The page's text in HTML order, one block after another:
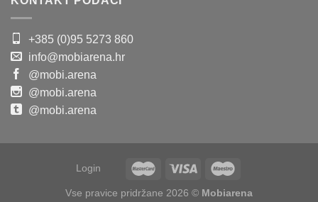
+385 (0)95 5273 860
info@mobiarena.hr
@mobi.arena
@mobi.arena
@mobi.arena
Login
Vse pravice pridržane 2026 © Mobiarena